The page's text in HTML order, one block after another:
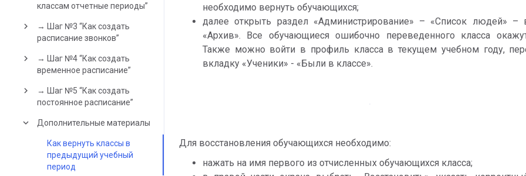
классам отчетные периоды”
keyboard_arrow_right
→ Шаг №3 “Как создать
расписание звонков”
keyboard_arrow_right
→ Шаг №4 “Как создать
временное расписание”
keyboard_arrow_right
→ Шаг №5 “Как создать
постоянное расписание”
keyboard_arrow_down Дополнительные материалы
Как вернуть классы в
предыдущий учебный
период
необходимо вернуть обучающихся;
далее открыть раздел «Администрирование» – «Список людей» –
«Архив». Все обучающиеся ошибочно переведенного класса
Также можно войти в профиль класса в текущем учебном году,
вкладку «Ученики» - «Были в классе».
Для восстановления обучающихся необходимо:
нажать на имя первого из отчисленных обучающихся класса;